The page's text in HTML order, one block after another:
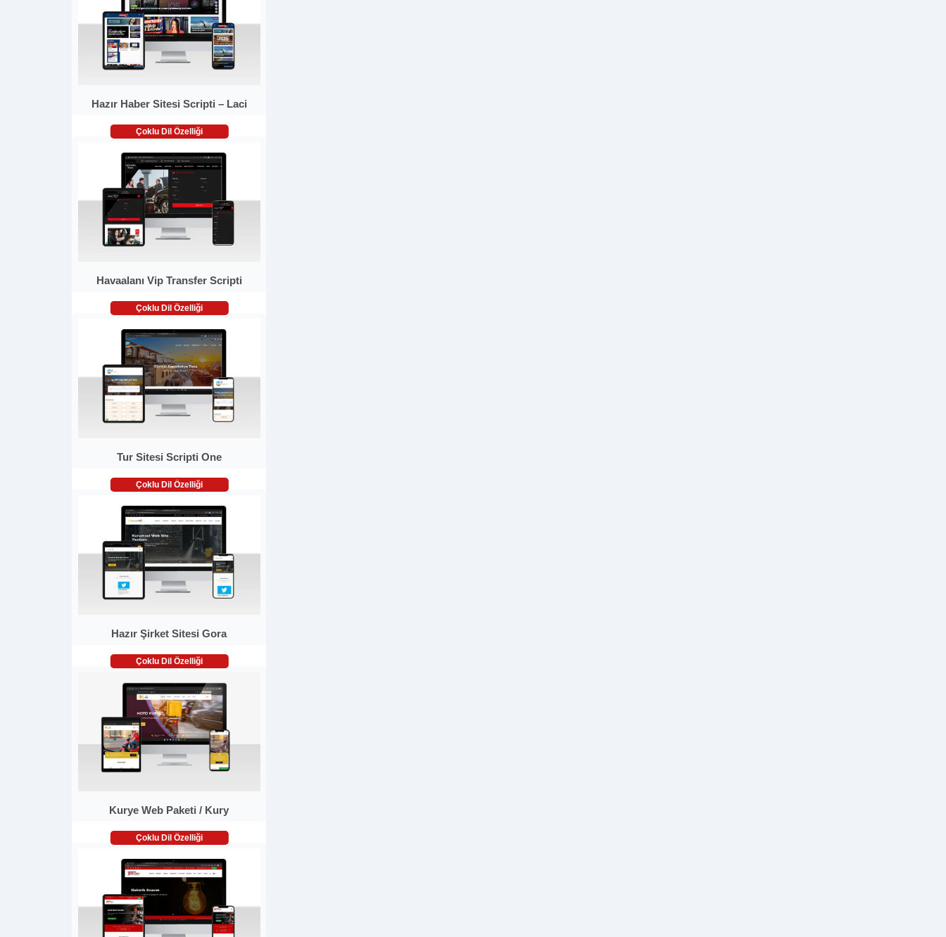
Hazır Haber Sitesi Scripti – Laci
Çoklu Dil Özelliği
Havaalanı Vip Transfer Scripti
Çoklu Dil Özelliği
Tur Sitesi Scripti One
Çoklu Dil Özelliği
Hazır Şirket Sitesi Gora
Çoklu Dil Özelliği
Kurye Web Paketi / Kury
Çoklu Dil Özelliği